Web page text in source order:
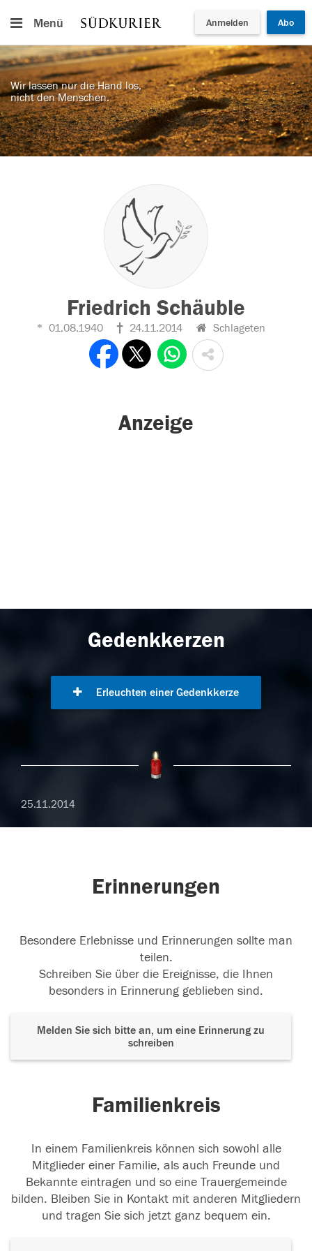
Menü Anmelden Abo
Wir lassen nur die Hand los,
nicht den Menschen.
Friedrich Schäuble
01.08.1940 24.11.2014 Schlageten
Anzeige
Gedenkkerzen
Erleuchten einer Gedenkkerze
25.11.2014
Erinnerungen
Besondere Erlebnisse und Erinnerungen sollte man
teilen.
Schreiben Sie über die Ereignisse, die Ihnen
besonders in Erinnerung geblieben sind.
Melden Sie sich bitte an, um eine Erinnerung zu
schreiben
Familienkreis
In einem Familienkreis können sich sowohl alle
Mitglieder einer Familie, als auch Freunde und
Bekannte eintragen und so eine Trauergemeinde
bilden. Bleiben Sie in Kontakt mit anderen Mitgliedern
und tragen Sie sich jetzt ganz bequem ein.